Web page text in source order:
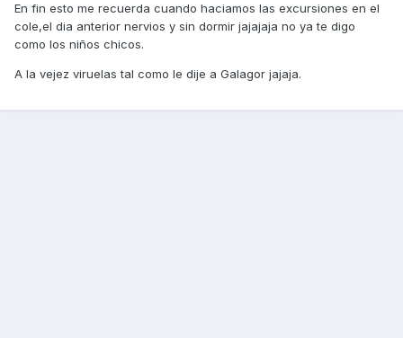
En fin esto me recuerda cuando haciamos las excursiones en el
cole,el dia anterior nervios y sin dormir jajajaja no ya te digo
como los niños chicos.
A la vejez viruelas tal como le dije a Galagor jajaja.